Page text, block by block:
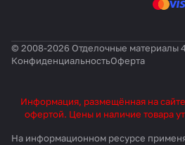
© 2008-2026 Отделочные материалы
КонфиденциальностьОферта
Информация, размещённая на
офертой. Цены и наличие товара
На информационном ресурсе